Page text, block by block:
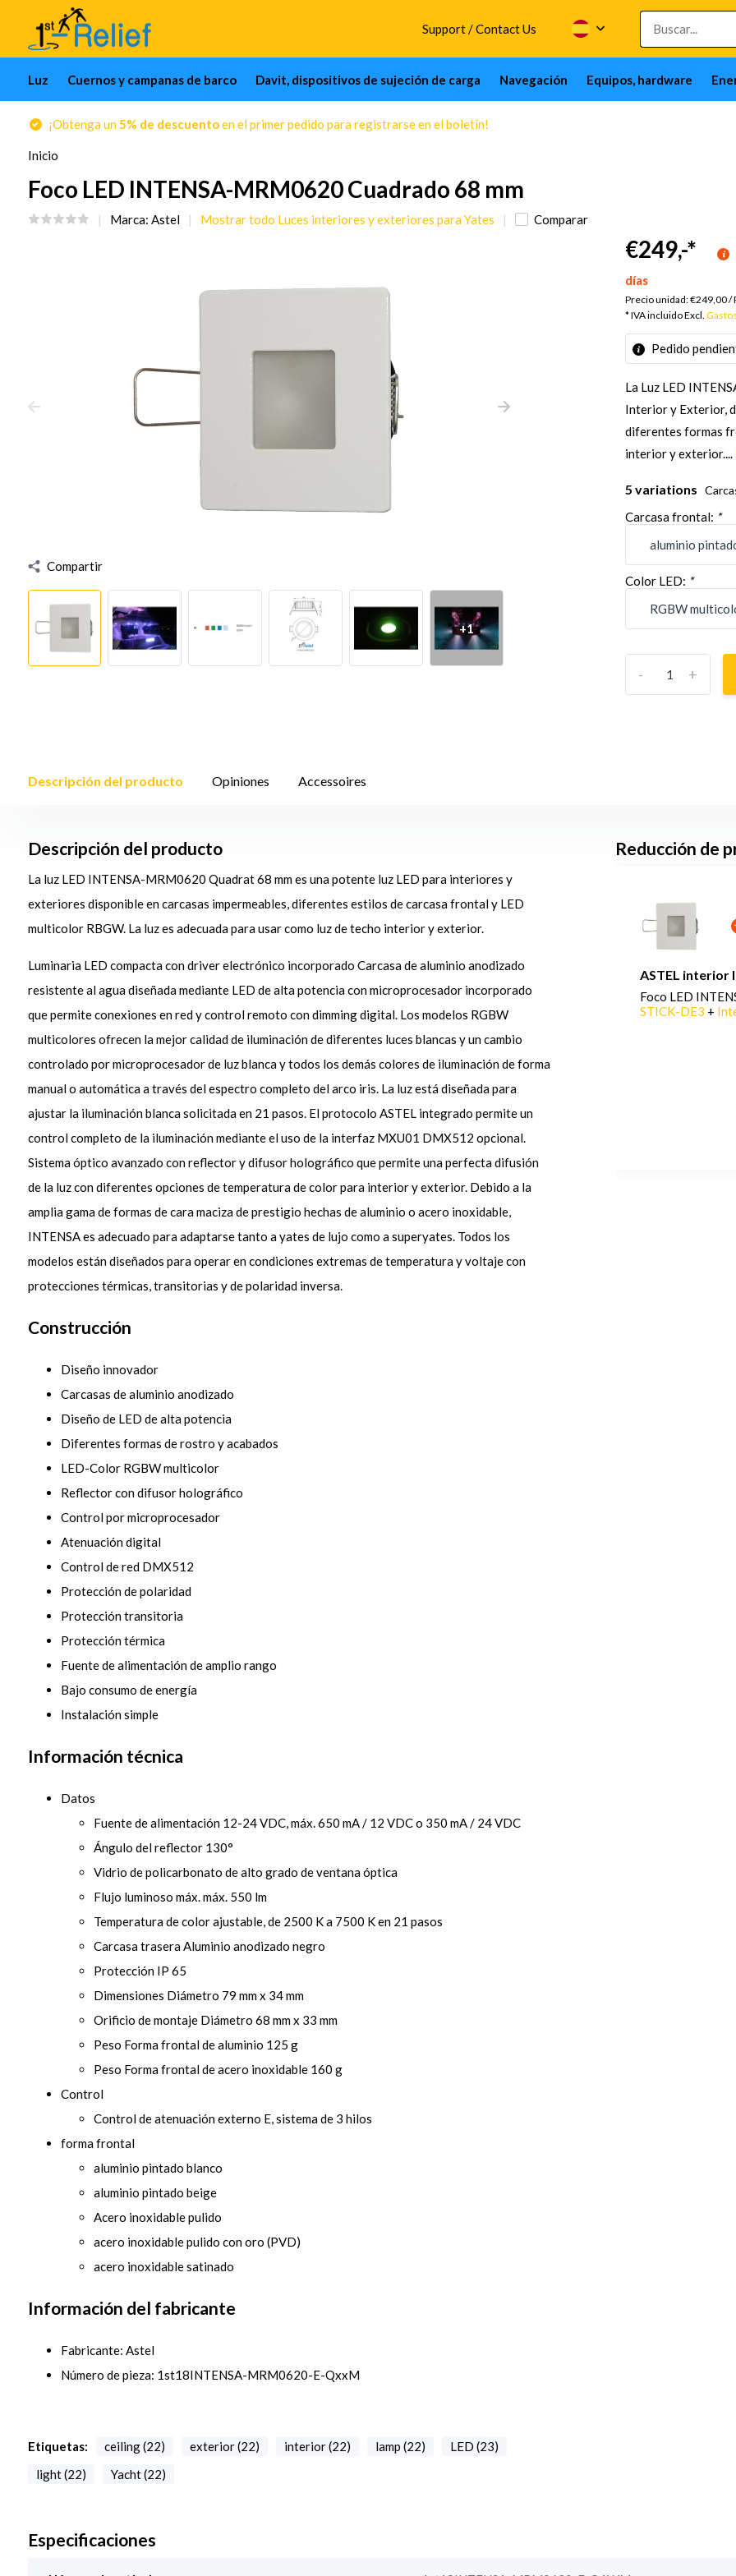
Support / Contact Us
Luz Cuernos y campanas de barco Davit, dispositivos de sujeción de carga Navegación Equipos, hardware
¡Obtenga un5% de descuentoen el primer pedido para registrarse en el boletín!
Inicio
Foco LED INTENSA-MRM0620 Cuadrado 68 mm
Marca: Astel Mostrar todo Luces interiores y exteriores para Yates Comparar
Compartir
+1
€249,-*
días
Precio unidad:€249,00/
* IVA incluido Excl.
Pedido
La Luz LED
Interior y Exterior,
diferentes formas
interior y exterior....
5 variations
Carcasa frontal: *
Color LED: *
+
-
Descripción del producto Opiniones Accessoires
Descripción del producto
La luz LED INTENSA-MRM0620 Quadrat 68 mm es una potente luz LED para interiores y
exteriores disponible en carcasas impermeables, diferentes estilos de carcasa frontal y LED
multicolor RBGW. La luz es adecuada para usar como luz de techo interior y exterior.
Luminaria LED compacta con driver electrónico incorporado Carcasa de aluminio anodizado
resistente al agua diseñada mediante LED de alta potencia con microprocesador incorporado
que permite conexiones en red y control remoto con dimming digital. Los modelos RGBW
multicolores ofrecen la mejor calidad de iluminación de diferentes luces blancas y un cambio
controlado por microprocesador de luz blanca y todos los demás colores de iluminación de forma
manual o automática a través del espectro completo del arco iris. La luz está diseñada para
ajustar la iluminación blanca solicitada en 21 pasos. El protocolo ASTEL integrado permite un
control completo de la iluminación mediante el uso de la interfaz MXU01 DMX512 opcional.
Sistema óptico avanzado con reflector y difusor holográfico que permite una perfecta difusión
de la luz con diferentes opciones de temperatura de color para interior y exterior. Debido a la
amplia gama de formas de cara maciza de prestigio hechas de aluminio o acero inoxidable,
INTENSA es adecuado para adaptarse tanto a yates de lujo como a superyates. Todos los
modelos están diseñados para operar en condiciones extremas de temperatura y voltaje con
protecciones térmicas, transitorias y de polaridad inversa.
Construcción
Diseño innovador
Carcasas de aluminio anodizado
Diseño de LED de alta potencia
Diferentes formas de rostro y acabados
LED-Color RGBW multicolor
Reflector con difusor holográfico
Control por microprocesador
Atenuación digital
Control de red DMX512
Protección de polaridad
Protección transitoria
Protección térmica
Fuente de alimentación de amplio rango
Bajo consumo de energía
Instalación simple
Información técnica
Datos
Fuente de alimentación 12-24 VDC, máx. 650 mA / 12 VDC o 350 mA / 24 VDC
Ángulo del reflector 130°
Vidrio de policarbonato de alto grado de ventana óptica
Flujo luminoso máx. máx. 550 lm
Temperatura de color ajustable, de 2500 K a 7500 K en 21 pasos
Carcasa trasera Aluminio anodizado negro
Protección IP 65
Dimensiones Diámetro 79 mm x 34 mm
Orificio de montaje Diámetro 68 mm x 33 mm
Peso Forma frontal de aluminio 125 g
Peso Forma frontal de acero inoxidable 160 g
Control
Control de atenuación externo E, sistema de 3 hilos
forma frontal
aluminio pintado blanco
aluminio pintado beige
Acero inoxidable pulido
acero inoxidable pulido con oro (PVD)
acero inoxidable satinado
Información del fabricante
Fabricante: Astel
Número de pieza: 1st18INTENSA-MRM0620-E-QxxM
Etiquetas: ceiling (22) exterior (22) interior (22) lamp (22)
LED (23)
light (22)
Yacht (22)
Reducción de
ASTEL interior
Foco LED
STICK-DE3 +
Especificaciones